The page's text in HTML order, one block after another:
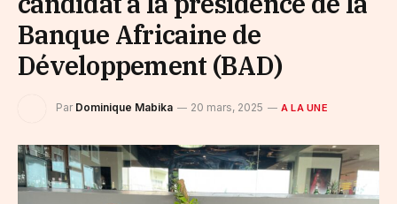
Banque Africaine de
Développement (BAD)
Par Dominique Mabika 20 mars, 2025 A LA UNE